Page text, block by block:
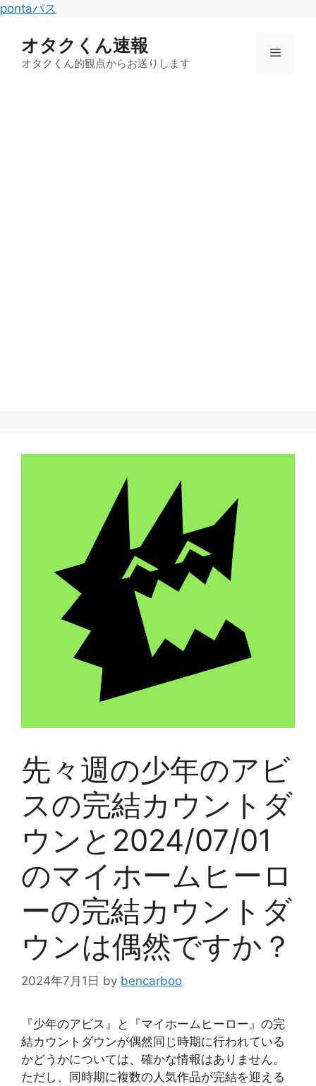
pontaパス
テ
ン
オタクくん速報
オタクくん的観点からお送りします
メ
先々週の少年のアビ
スの完結カウントダ
ウンと2024/07/01
のマイホームヒーロ
ーの完結カウントダ
ウンは偶然ですか？
2024年7月1日 by bencarboo
『少年のアビス』と『マイホームヒーロー』の完
結カウントダウンが偶然同じ時期に行われている
かどうかについては、確かな情報はありません。
ただし、同時期に複数の人気作品が完結を迎える